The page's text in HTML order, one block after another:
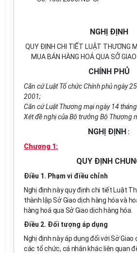
NGHỊ ĐỊNH
QUY ĐỊNH CHI TIẾT LUẬT THƯƠNG
MUA BÁN HÀNG HOÁ QUA SỞ
CHÍNH PHỦ
Căn cứ Luật Tổ chức Chính phủ ngày
2001;
Căn cứ Luật Thương mại ngày 14
Xét đề nghị của Bộ trưởng Bộ Thương
NGHỊ ĐỊNH :
Chương 1:
QUY ĐỊNH
Điều 1. Phạm vi điều chỉnh
Nghị định này quy định chi tiết Luật
thành lập Sở Giao dịch hàng hóa và
hàng hoá qua Sở Giao dịch hàng hóa.
Điều 2. Đối tượng áp dụng
Nghị định này áp dụng đối với Sở Giao
các tổ chức, cá nhân khác liên quan